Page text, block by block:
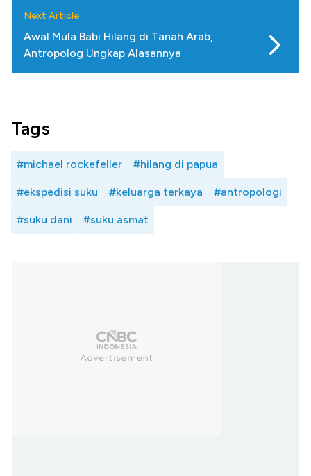
Next Article
Awal Mula Babi Hilang di Tanah Arab,
Antropolog Ungkap Alasannya
Tags
#michael rockefeller #hilang di papua
#ekspedisi suku #keluarga terkaya #antropologi
#suku dani #suku asmat